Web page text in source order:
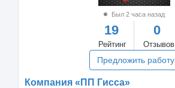
Был 2 часа назад
19
Рейтинг
0
Отзывов
Предложить работу
Компания «ПП Гисса»